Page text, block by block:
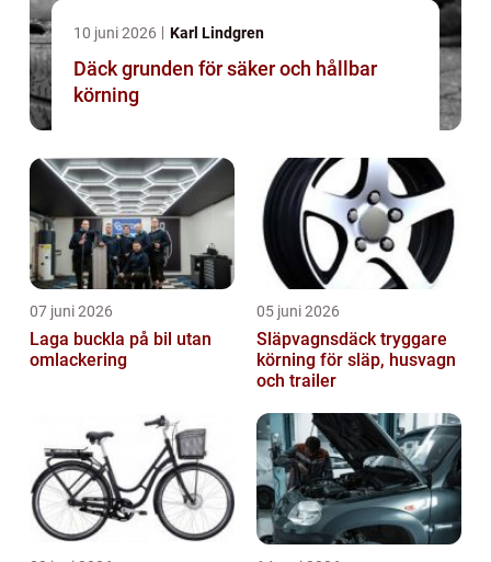
10 juni 2026 Karl Lindgren
Däck grunden för säker och hållbar
körning
07 juni 2026
Laga buckla på bil utan
omlackering
05 juni 2026
Släpvagnsdäck tryggare
körning för släp, husvagn
och trailer